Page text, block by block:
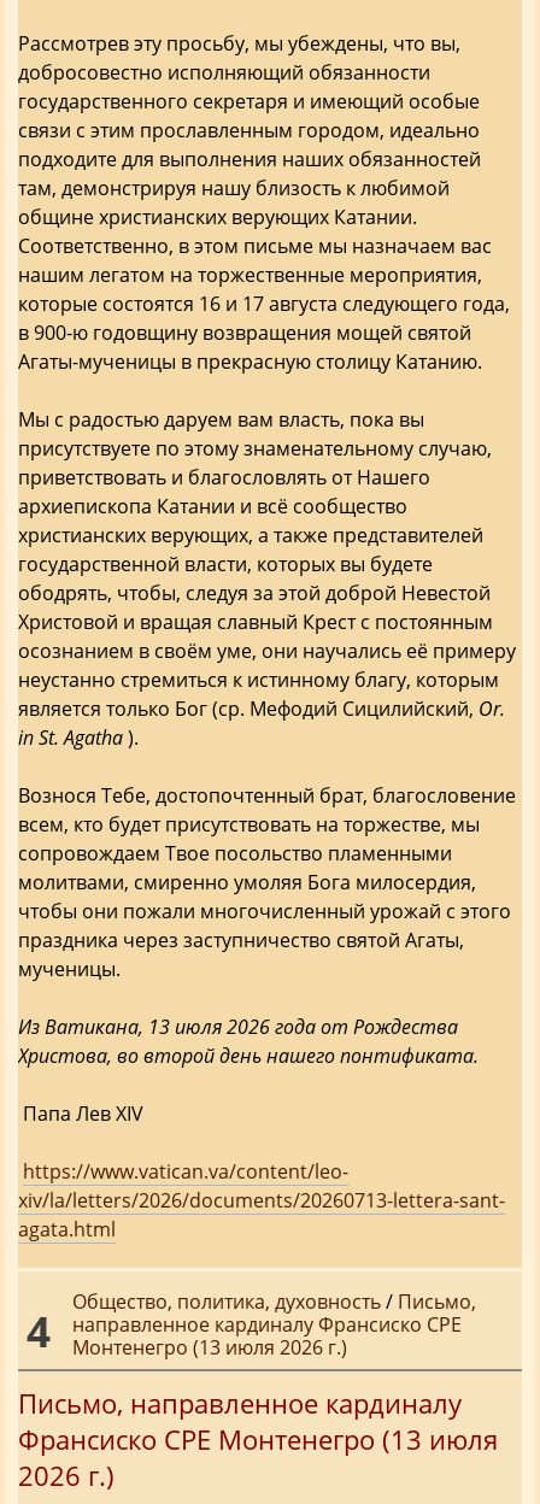
Рассмотрев эту просьбу, мы убеждены, что вы,
добросовестно исполняющий обязанности
государственного секретаря и имеющий особые
связи с этим прославленным городом, идеально
подходите для выполнения наших обязанностей
там, демонстрируя нашу близость к любимой
общине христианских верующих Катании.
Соответственно, в этом письме мы назначаем вас
нашим легатом на торжественные мероприятия,
которые состоятся 16 и 17 августа следующего года,
в 900-ю годовщину возвращения мощей святой
Агаты-мученицы в прекрасную столицу Катанию.
Мы с радостью даруем вам власть, пока вы
присутствуете по этому знаменательному случаю,
приветствовать и благословлять от Нашего
архиепископа Катании и всё сообщество
христианских верующих, а также представителей
государственной власти, которых вы будете
ободрять, чтобы, следуя за этой доброй Невестой
Христовой и вращая славный Крест с постоянным
осознанием в своём уме, они научались её примеру
неустанно стремиться к истинному благу, которым
является только Бог (ср. Мефодий Сицилийский, Or.
in St. Agatha).
Вознося Тебе, достопочтенный брат, благословение
всем, кто будет присутствовать на торжестве, мы
сопровождаем Твое посольство пламенными
молитвами, смиренно умоляя Бога милосердия,
чтобы они пожали многочисленный урожай с этого
праздника через заступничество святой Агаты,
мученицы.
Из Ватикана, 13 июля 2026 года от Рождества
Христова, во второй день нашего понтификата.
Папа Лев XIV
https://www.vatican.va/content/leo-
xiv/la/letters/2026/documents/20260713-lettera-sant-
agata.html
4
Общество, политика, духовность/ Письмо,
направленное кардиналу Франсиско СРЕ
Монтенегро (13 июля 2026 г.)
Письмо, направленное кардиналу
Франсиско СРЕ Монтенегро (13 июля
2026 г.)